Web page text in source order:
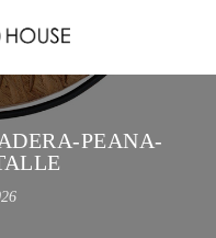
PEANA-